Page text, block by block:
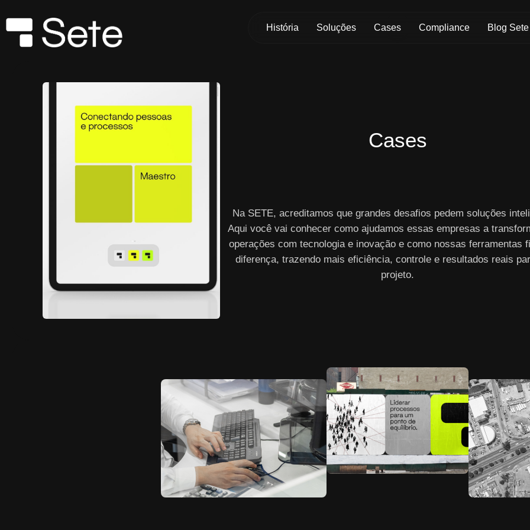
História Soluções Cases Compliance Blog Sete
Cases
Na SETE, acreditamos que grandes desafios pedem soluções
Aqui você vai conhecer como ajudamos essas empresas a
operações com tecnologia e inovação e como nossas ferramentas
diferença, trazendo mais eficiência, controle e resultados reais
projeto.